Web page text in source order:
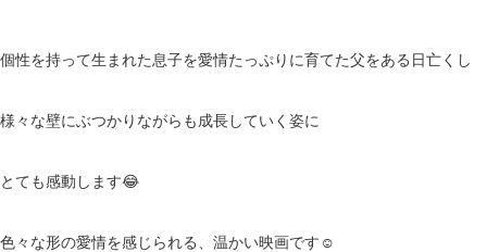
個性を持って生まれた息子を愛情たっぷりに育てた父をある日亡くし
様々な壁にぶつかりながらも成長していく姿に
とても感動します😂
色々な形の愛情を感じられる、温かい映画です☺️